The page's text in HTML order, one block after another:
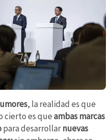
, la realidad es que
cierto es queambas marcas
para desarrollarnuevas